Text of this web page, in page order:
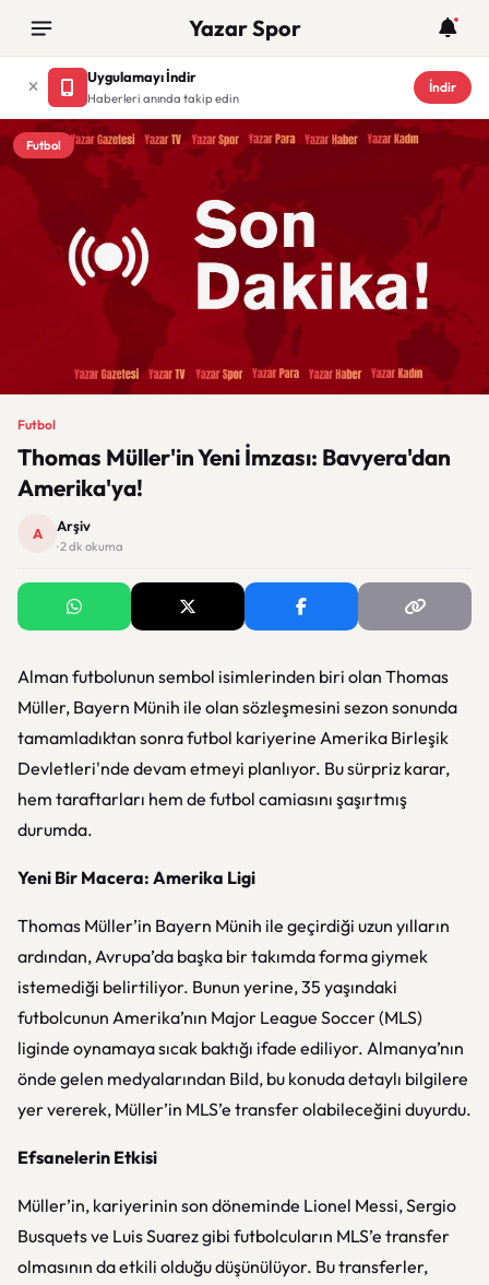
Yazar Spor
Uygulamayı İndir
Haberleri anında takip edin
İndir
Futbol
Futbol
Thomas Müller'in Yeni İmzası: Bavyera'dan
Amerika'ya!
A Arşiv
· 2 dk okuma
Alman futbolunun sembol isimlerinden biri olan Thomas
Müller, Bayern Münih ile olan sözleşmesini sezon sonunda
tamamladıktan sonra futbol kariyerine Amerika Birleşik
Devletleri'nde devam etmeyi planlıyor. Bu sürpriz karar,
hem taraftarları hem de futbol camiasını şaşırtmış
durumda.
Yeni Bir Macera: Amerika Ligi
Thomas Müller’in Bayern Münih ile geçirdiği uzun yılların
ardından, Avrupa’da başka bir takımda forma giymek
istemediği belirtiliyor. Bunun yerine, 35 yaşındaki
futbolcunun Amerika’nın Major League Soccer (MLS)
liginde oynamaya sıcak baktığı ifade ediliyor. Almanya’nın
önde gelen medyalarından Bild, bu konuda detaylı bilgilere
yer vererek, Müller’in MLS’e transfer olabileceğini duyurdu.
Efsanelerin Etkisi
Müller’in, kariyerinin son döneminde Lionel Messi, Sergio
Busquets ve Luis Suarez gibi futbolcuların MLS’e transfer
olmasının da etkili olduğu düşünülüyor. Bu transferler,